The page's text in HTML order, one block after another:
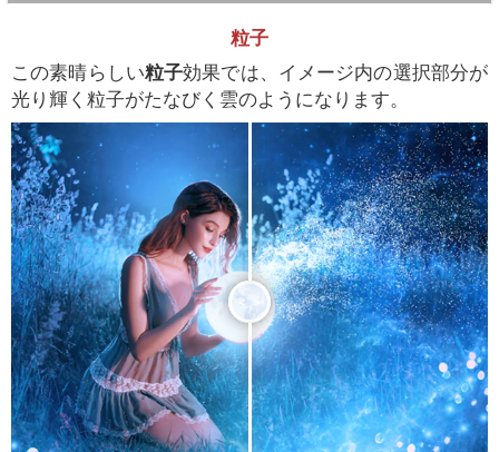
粒子
この素晴らしい粒子効果では、イメージ内の選択部分が
光り輝く粒子がたなびく雲のようになります。
< >